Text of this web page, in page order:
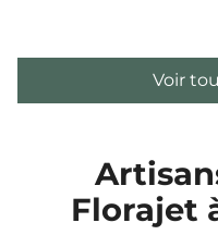
Voir
Florajet